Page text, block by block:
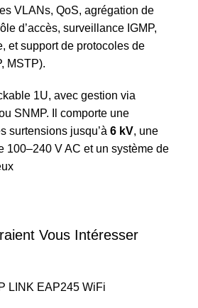
VLANs, QoS, agrégation de
d’accès, surveillance IGMP,
et support de protocoles de
MSTP).
1U, avec gestion via
SNMP. Il comporte une
surtensions jusqu’à 6 kV, une
100–240 V AC et un système de
Vous Intéresser